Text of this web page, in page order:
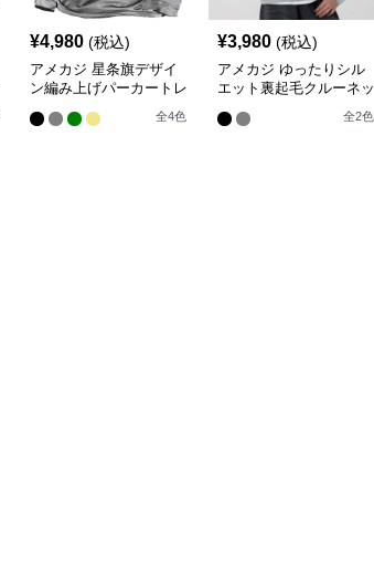
¥4,980 (税込)
アメカジ 星条旗デザイ
ン編み上げパーカートレ
全4色
¥3,980 (税込)
アメカジ ゆったりシル
エット裏起毛クルーネッ
全2色